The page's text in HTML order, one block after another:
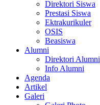
Direktori Siswa
Prestasi Siswa
Ektrakurikuler
OSIS
Beasiswa
Alumni
Direktori Alumni
Info Alumni
Agenda
Artikel
Galeri